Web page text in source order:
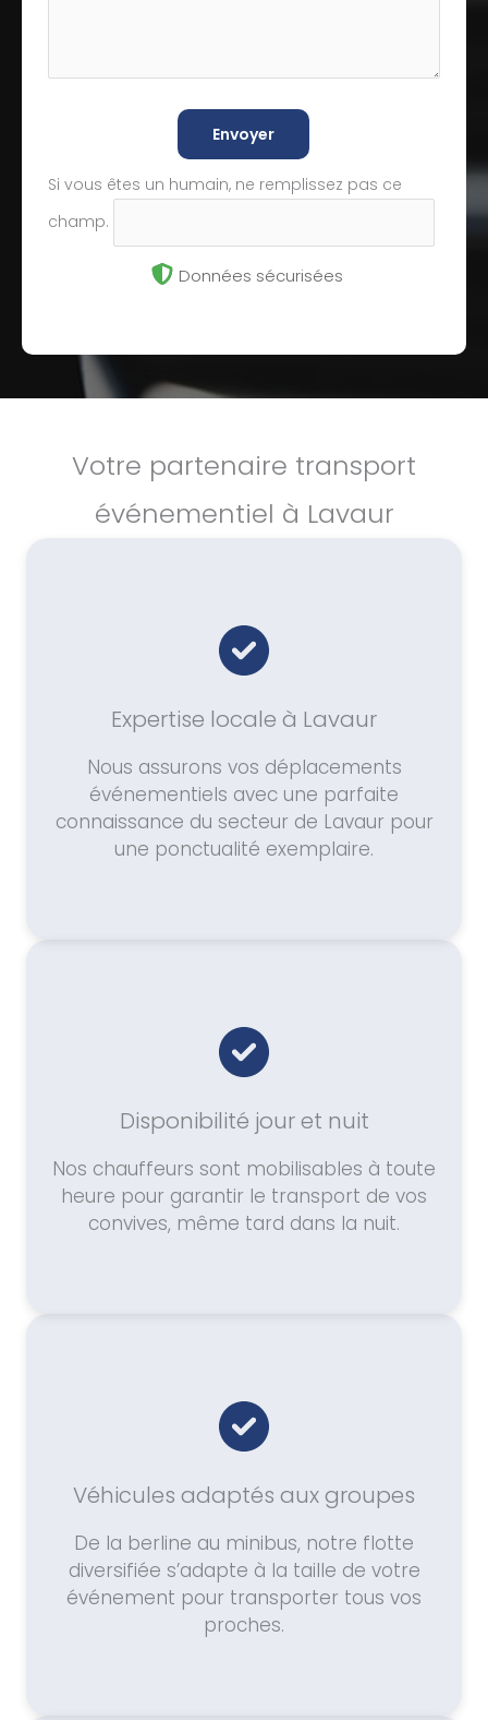
Envoyer
Si vous êtes un humain, ne remplissez pas ce
champ.
Données sécurisées
Votre partenaire transport
événementiel à Lavaur
Expertise locale à Lavaur
Nous assurons vos déplacements
événementiels avec une parfaite
connaissance du secteur de Lavaur pour
une ponctualité exemplaire.
Disponibilité jour et nuit
Nos chauffeurs sont mobilisables à toute
heure pour garantir le transport de vos
convives, même tard dans la nuit.
Véhicules adaptés aux groupes
De la berline au minibus, notre flotte
diversifiée s’adapte à la taille de votre
événement pour transporter tous vos
proches.